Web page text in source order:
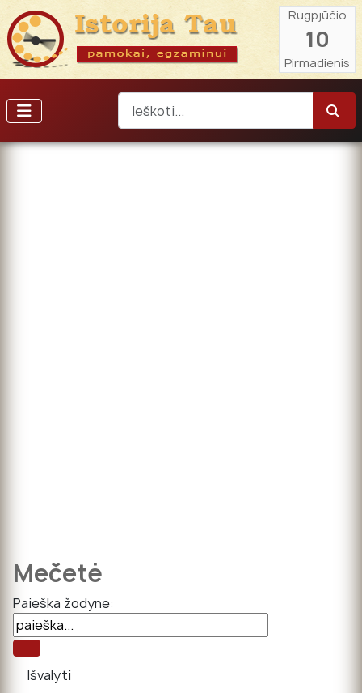
Rugpjūčio
10
Pirmadienis
Mečetė
Paieška žodyne: